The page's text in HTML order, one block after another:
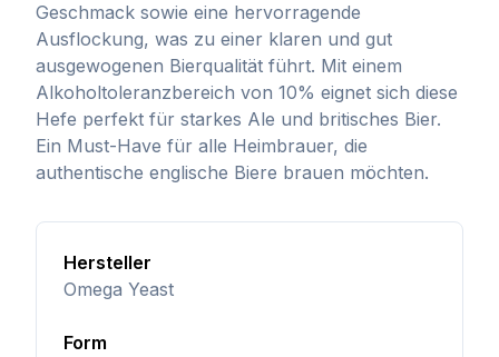
Geschmack sowie eine hervorragende
Ausflockung, was zu einer klaren und gut
ausgewogenen Bierqualität führt. Mit einem
Alkoholtoleranzbereich von 10% eignet sich diese
Hefe perfekt für starkes Ale und britisches Bier.
Ein Must-Have für alle Heimbrauer, die
authentische englische Biere brauen möchten.
Hersteller
Omega Yeast
Form